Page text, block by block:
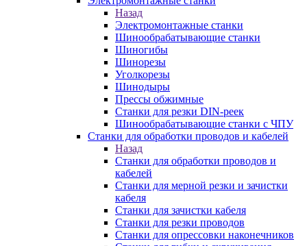
Назад
Электромонтажные станки
Шинообрабатывающие станки
Шиногибы
Шинорезы
Уголкорезы
Шинодыры
Прессы обжимные
Станки для резки DIN-реек
Шинообрабатывающие станки с ЧПУ
Станки для обработки проводов и кабелей
Назад
Станки для обработки проводов и
кабелей
Станки для мерной резки и зачистки
кабеля
Станки для зачистки кабеля
Станки для резки проводов
Станки для опрессовки наконечников